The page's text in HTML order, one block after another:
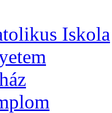
Iskola